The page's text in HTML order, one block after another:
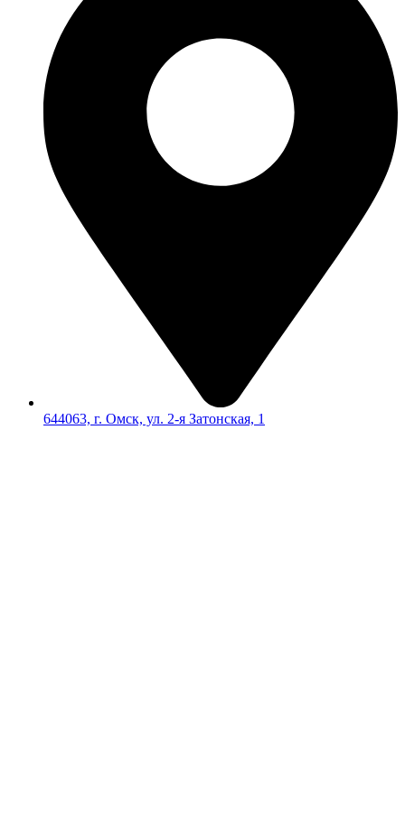
644063, г. Омск, ул. 2-я Затонская, 1